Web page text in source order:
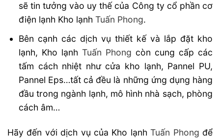
sẽ tin tưởng vào uy thế của Công ty cổ phần cơ
điện lạnh Kho lạnh Tuấn Phong.
Bên cạnh các dịch vụ thiết kế và lắp đặt kho
lạnh, Kho lạnh Tuấn Phong còn cung cấp các
tấm cách nhiệt như cửa kho lạnh, Pannel PU,
Pannel Eps…tất cả đều là những ứng dụng hàng
đầu trong ngành lạnh, mô hình nhà sạch, phòng
cách âm…
Hãy đến với dịch vụ của Kho lạnhTuấn Phong để